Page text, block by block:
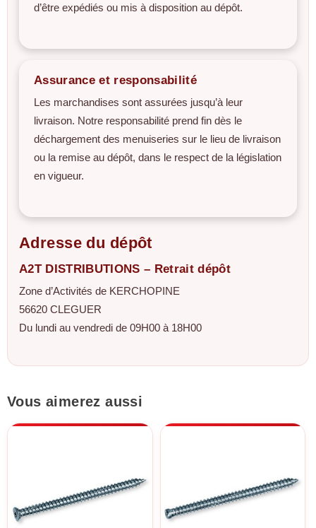
d’être expédiés ou mis à disposition au dépôt.
Assurance et responsabilité
Les marchandises sont assurées jusqu’à leur
livraison. Notre responsabilité prend fin dès le
déchargement des menuiseries sur le lieu de livraison
ou la remise au dépôt, dans le respect de la législation
en vigueur.
Adresse du dépôt
A2T DISTRIBUTIONS – Retrait dépôt
Zone d’Activités de KERCHOPINE
56620 CLEGUER
Du lundi au vendredi de 09H00 à 18H00
Vous aimerez aussi